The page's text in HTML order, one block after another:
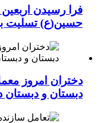
فرا رسیدن
حسین(ع) تسلیت
دختران امروز
دبستان و دبستان